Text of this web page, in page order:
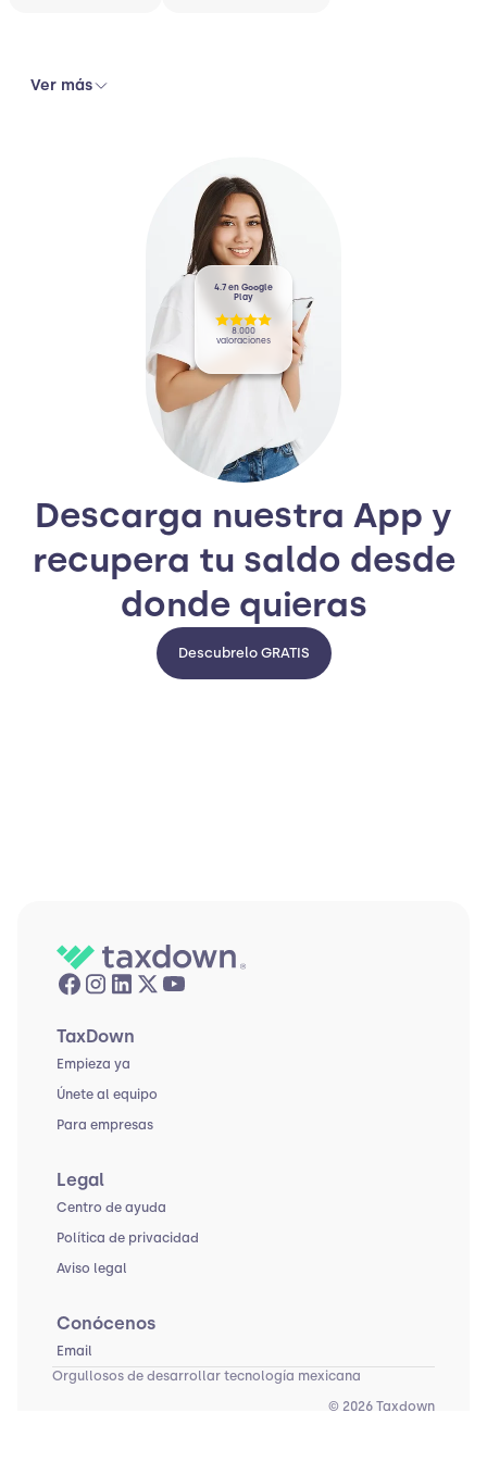
Ver más
4.7 en Google
Play
8.000
valoraciones
Descarga nuestra App y
recupera tu saldo desde
donde quieras
Descubrelo GRATIS
TaxDown
Empieza ya
Únete al equipo
Para empresas
Legal
Centro de ayuda
Política de privacidad
Aviso legal
Conócenos
Email
Orgullosos de desarrollar tecnología mexicana
© 2026 Taxdown